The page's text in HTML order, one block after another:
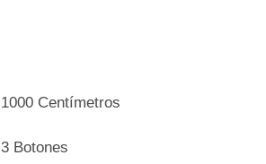
1000 Centímetros
3 Botones